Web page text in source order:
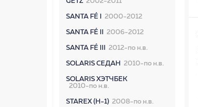
SANTA FÉ I 2000-2012
SANTA FÉ II 2006-2012
SANTA FÉ III 2012-по н.в.
SOLARIS СЕДАН 2010-по н.в.
SOLARIS ХЭТЧБЕК
2010-по н.в.
STAREX (H-1) 2008-по н.в.